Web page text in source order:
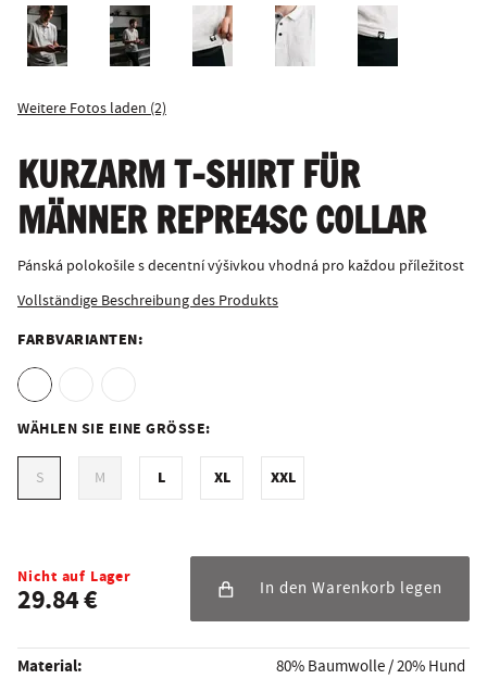
Weitere Fotos laden (2)
KURZARM T-SHIRT FÜR
MÄNNER REPRE4SC COLLAR
Pánská polokošile s decentní výšivkou vhodná pro každou příležitost
Vollständige Beschreibung des Produkts
FARBVARIANTEN:
WÄHLEN SIE EINE GRÖSSE:
S M L XL XXL
Nicht auf Lager
29.84 € In den Warenkorb legen
Material: 80% Baumwolle / 20% Hund